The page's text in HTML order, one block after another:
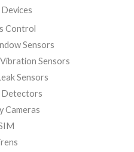
Control
Sensors
Sensors
Sensors
Cameras